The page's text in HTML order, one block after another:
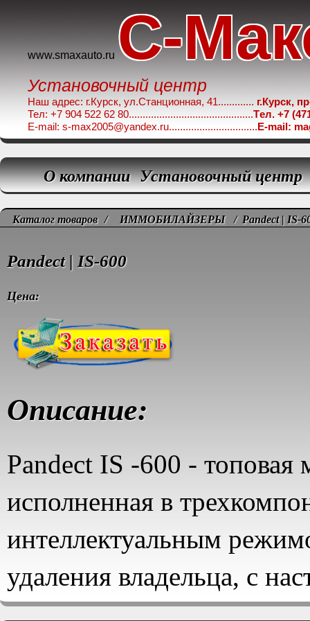
www.smaxauto.ru C-
Установочный центр
Наш адрес: г.Курск, ул.Станционная, 41............. г.Курск,
Тел: +7 904 522 62 80.............................................Tел. +7
E-mail: s-max2005@yandex.ru................................E-mail:
О компании Установочный центр
Каталог товаров / ИММОБИЛАЙЗЕРЫ/ Pandect | IS-
Pandect | IS-600
Цена:
Описание:
Pandect IS -600 - топовая
исполненная в
интеллектуальным
удаления владельца, с
движения, двумя